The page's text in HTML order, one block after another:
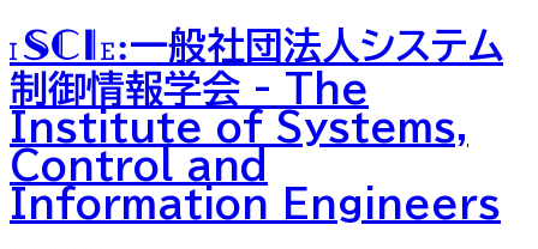
ISCIE:一般社団法人システム
制御情報学会 - The
Institute of Systems,
Control and
Information Engineers